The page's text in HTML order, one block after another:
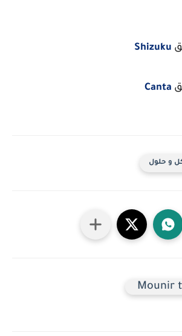
Shizuku
Canta
و حلول
Mounir